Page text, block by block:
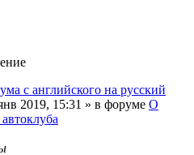
с английского на русский
2019, 15:31 » в форуме О